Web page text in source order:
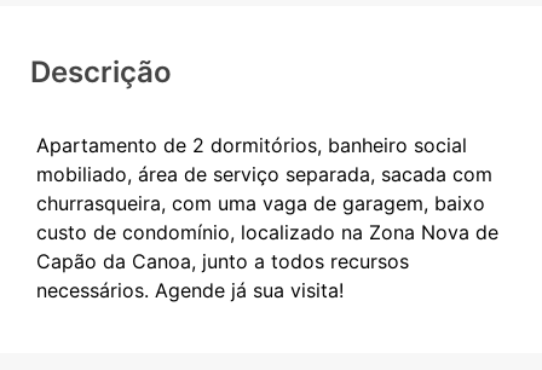
Descrição
Apartamento de 2 dormitórios, banheiro social
mobiliado, área de serviço separada, sacada com
churrasqueira, com uma vaga de garagem, baixo
custo de condomínio, localizado na Zona Nova de
Capão da Canoa, junto a todos recursos